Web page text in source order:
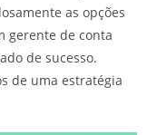
as opções
gerente de conta
de sucesso.
de uma estratégia